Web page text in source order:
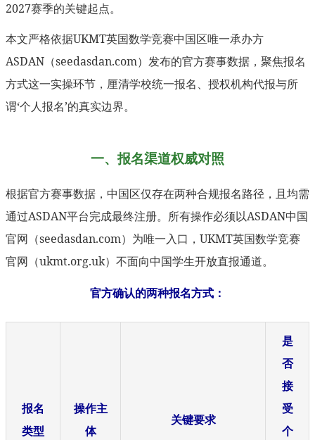
2027赛季的关键起点。
本文严格依据UKMT英国数学竞赛中国区唯一承办方
ASDAN（seedasdan.com）发布的官方赛事数据，聚焦报名
方式这一实操环节，厘清学校统一报名、授权机构代报与所
谓‘个人报名’的真实边界。
一、报名渠道权威对照
根据官方赛事数据，中国区仅存在两种合规报名路径，且均需
通过ASDAN平台完成最终注册。所有操作必须以ASDAN中国
官网（seedasdan.com）为唯一入口，UKMT英国数学竞赛
官网（ukmt.org.uk）不面向中国学生开放直报通道。
官方确认的两种报名方式：
报名
类型
操作主
体
关键要求
是
否
接
受
个